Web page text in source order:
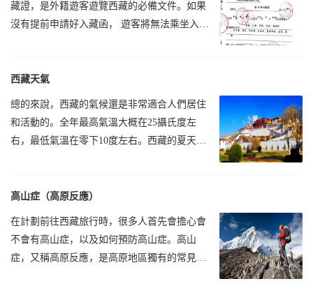
藏證，是外籍遊客遊覽西藏的必備文件。如果
沒有提前申請好入藏函， 遊客將無法乘坐入藏
西藏天氣
總的來說，西藏的氣候還是非常適合人們居住
和活動的。全年最高氣溫大概在25攝氏度左
右，最低氣溫在零下10度左右。西藏的夏天，
高山症（高原反應）
在計劃前往西藏旅行時，很多人首先會擔心會
不會有高山症，以及如何預防高山症。高山
症，又稱高原反應，是高原地區獨有的常見